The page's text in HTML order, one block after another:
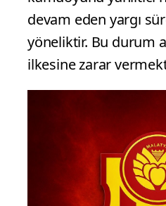
devam eden yargı
yöneliktir. Bu durum
ilkesine zarar